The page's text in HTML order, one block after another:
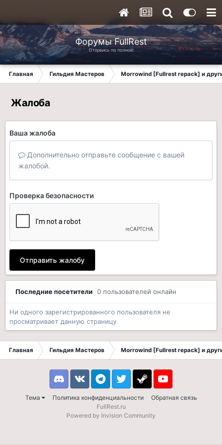
Форумы FullRest
Оторвись по полной!
Главная Гильдия Мастеров Morrowind [Fullrest repack] и
Жалоба
Ваша жалоба
Дополнительно отправьте сообщение с вашей
жалобой.
Проверка безопасности
Отправить жалобу
Последние посетители 0 пользователей онлайн
Ни одного зарегистрированного пользователя не
просматривает данную страницу
Главная Гильдия Мастеров Morrowind [Fullrest repack] и
Тема Политика конфиденциальности Обратная связь
DiscordVK TelegramTwitter Steam Youtube
FullRest.ru
Powered by Invision Community